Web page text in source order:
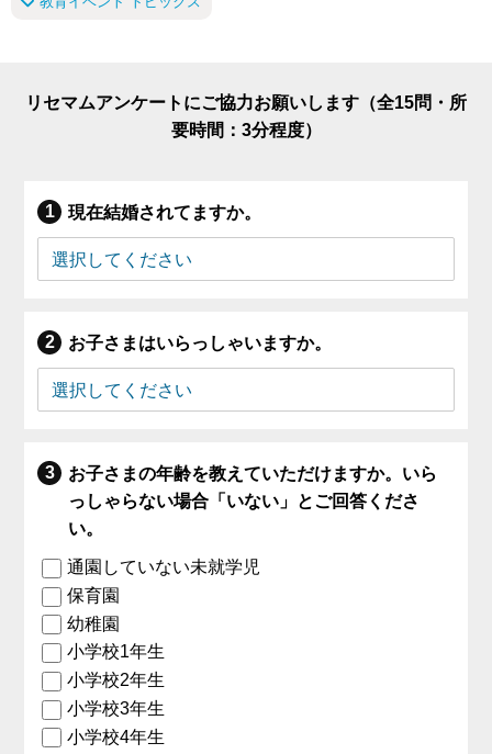
リセマムアンケートにご協力お願いします（全15問・所
要時間：3分程度）
現在結婚されてますか。
お子さまはいらっしゃいますか。
お子さまの年齢を教えていただけますか。いら
っしゃらない場合「いない」とご回答くださ
い。
通園していない未就学児
保育園
幼稚園
小学校1年生
小学校2年生
小学校3年生
小学校4年生